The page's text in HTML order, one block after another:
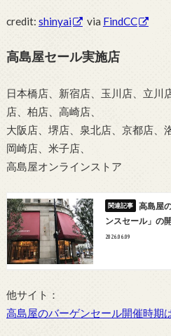
credit: shinyai via FindCC
高島屋セール実施店
日本橋店、新宿店、玉川店、立川
店、柏店、高崎店、
大阪店、堺店、泉北店、京都店、
岡崎店、米子店、
高島屋オンラインストア
高島屋
ンスセール」の
2026.06.09
他サイト：
高島屋のバーゲンセール開催時期